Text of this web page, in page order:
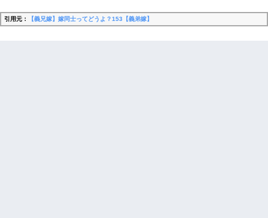
引用元： 【義兄嫁】嫁同士ってどうよ？153【義弟嫁】